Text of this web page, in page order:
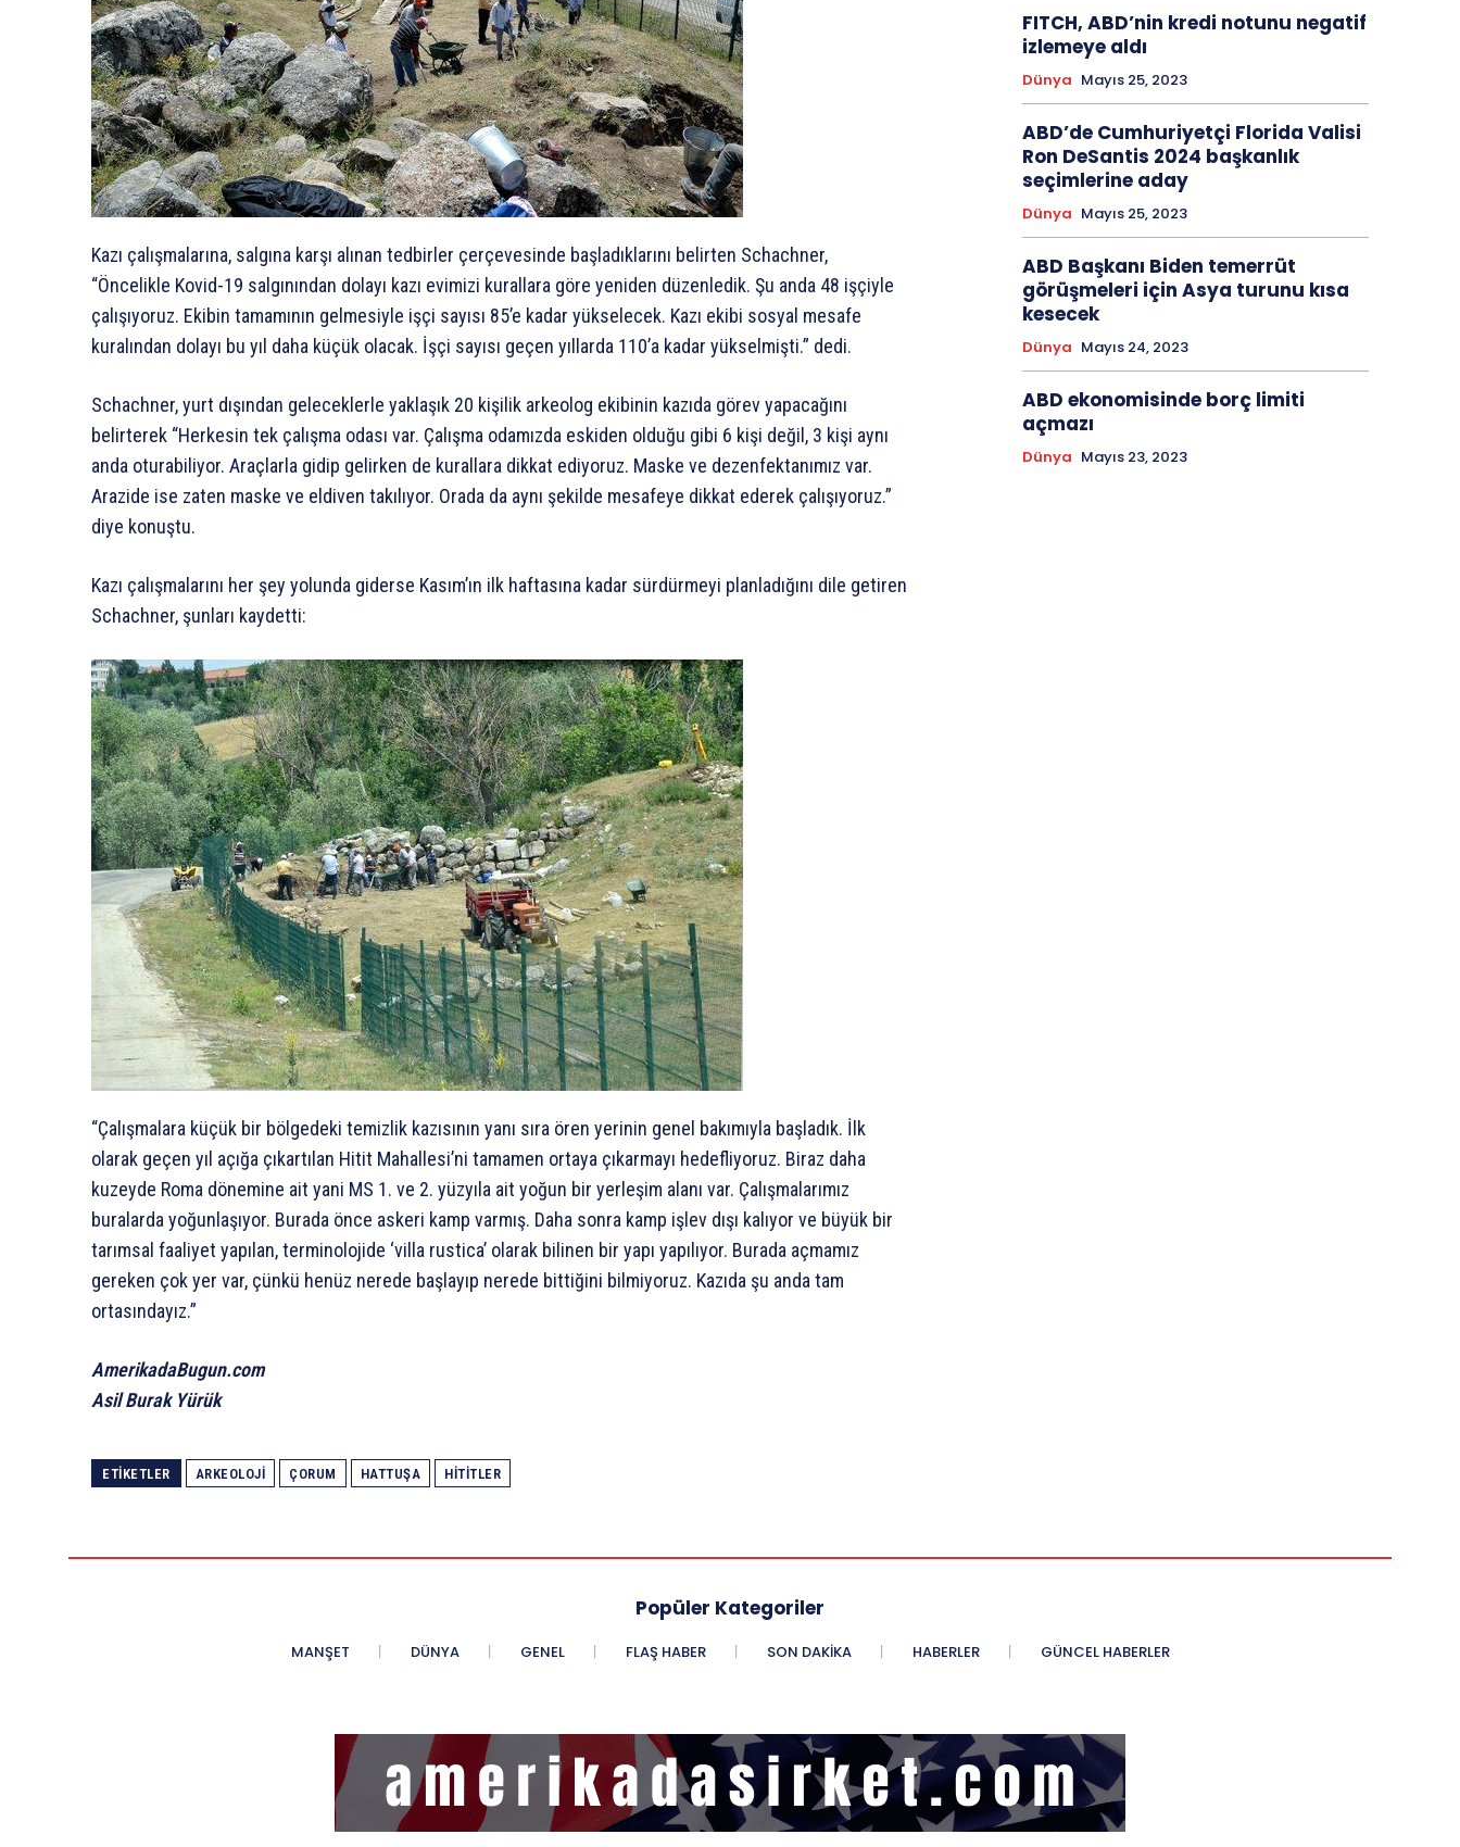
Kazı çalışmalarına, salgına karşı alınan tedbirler çerçevesinde başladıklarını belirten Schachner,
“Öncelikle Kovid-19 salgınından dolayı kazı evimizi kurallara göre yeniden düzenledik. Şu anda 48 işçiyle
çalışıyoruz. Ekibin tamamının gelmesiyle işçi sayısı 85’e kadar yükselecek. Kazı ekibi sosyal mesafe
kuralından dolayı bu yıl daha küçük olacak. İşçi sayısı geçen yıllarda 110’a kadar yükselmişti.” dedi.
Schachner, yurt dışından geleceklerle yaklaşık 20 kişilik arkeolog ekibinin kazıda görev yapacağını
belirterek “Herkesin tek çalışma odası var. Çalışma odamızda eskiden olduğu gibi 6 kişi değil, 3 kişi aynı
anda oturabiliyor. Araçlarla gidip gelirken de kurallara dikkat ediyoruz. Maske ve dezenfektanımız var.
Arazide ise zaten maske ve eldiven takılıyor. Orada da aynı şekilde mesafeye dikkat ederek çalışıyoruz.”
diye konuştu.
Kazı çalışmalarını her şey yolunda giderse Kasım’ın ilk haftasına kadar sürdürmeyi planladığını dile getiren
Schachner, şunları kaydetti:
“Çalışmalara küçük bir bölgedeki temizlik kazısının yanı sıra ören yerinin genel bakımıyla başladık. İlk
olarak geçen yıl açığa çıkartılan Hitit Mahallesi’ni tamamen ortaya çıkarmayı hedefliyoruz. Biraz daha
kuzeyde Roma dönemine ait yani MS 1. ve 2. yüzyıla ait yoğun bir yerleşim alanı var. Çalışmalarımız
buralarda yoğunlaşıyor. Burada önce askeri kamp varmış. Daha sonra kamp işlev dışı kalıyor ve büyük bir
tarımsal faaliyet yapılan, terminolojide ‘villa rustica’ olarak bilinen bir yapı yapılıyor. Burada açmamız
gereken çok yer var, çünkü henüz nerede başlayıp nerede bittiğini bilmiyoruz. Kazıda şu anda tam
ortasındayız.”
AmerikadaBugun.com
Asil Burak Yürük
ETIKETLER ARKEOLOJI ÇORUM HATTUŞA HITITLER
FITCH, ABD’nin kredi notunu negatif
izlemeye aldı
Dünya Mayıs 25, 2023
ABD’de Cumhuriyetçi Florida Valisi
Ron DeSantis 2024 başkanlık
seçimlerine aday
Dünya Mayıs 25, 2023
ABD Başkanı Biden temerrüt
görüşmeleri için Asya turunu kısa
kesecek
Dünya Mayıs 24, 2023
ABD ekonomisinde borç limiti
açmazı
Dünya Mayıs 23, 2023
Popüler Kategoriler
MANŞET DÜNYA GENEL FLAŞ HABER SON DAKIKA HABERLER GÜNCEL HABERLER